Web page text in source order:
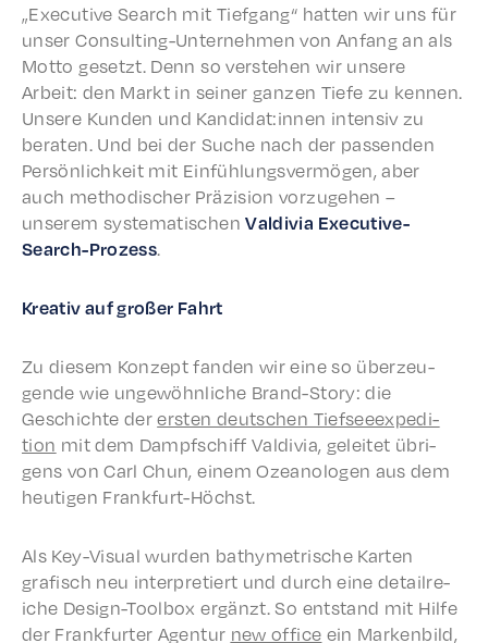
„Exec­u­tive Search mit Tief­gang“ hatten wir uns für
unser Consult­ing-Unternehmen von Anfang an als
Motto geset­zt. Denn so verste­hen wir unsere
Arbeit: den Markt in sein­er ganzen Tiefe zu kennen.
Unsere Kunden und Kandidat:innen inten­siv zu
berat­en. Und bei der Suche nach der passenden
Persön­lichkeit mit Einfüh­lungsver­mö­gen, aber
auch method­is­ch­er Präzi­sion vorzuge­hen –
unserem system­a­tis­chenValdivia Exec­u­tive-
Search-Prozess.
Kreativ auf großer Fahrt
Zu diesem Konzept fanden wir eine so überzeu­
gende wie ungewöhn­liche Brand-Story: die
Geschichte derersten deutschen Tief­see­ex­pe­di­
tion mit dem Dampf­schiff Valdivia, geleit­et übri­
gens von Carl Chun, einem Ozeanolo­gen aus dem
heuti­gen Frankfurt-Höchst.
Als Key-Visu­al wurden bathymetrische Karten
grafisch neu inter­pretiert und durch eine detail­re­
iche Design-Tool­box ergänzt. So entstand mit Hilfe
der Frank­furter Agen­tur new office ein Marken­bild,